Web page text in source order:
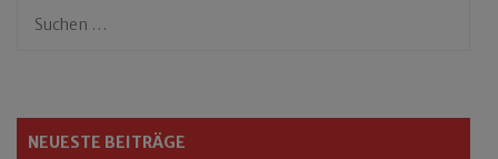
Suchen
NEUESTE BEITRÄGE